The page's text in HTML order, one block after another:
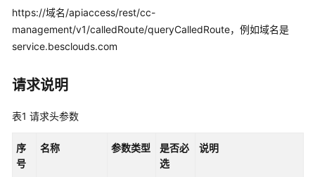
格
明
发
南
API
参
https://域名/apiaccess/rest/cc-
management/v1/calledRoute/queryCalledRoute，例如域名是
service.besclouds.com
请求说明
表1 请求头参数
序
号
名称 参数类型
是否必
选
说明